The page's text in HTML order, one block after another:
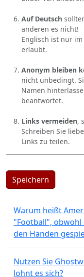
Auf Deutsch
anderen es nicht!
Englisch ist nur im
erlaubt.
Anonym bleiben
nicht unbedingt.
Namen
beantwortet.
Links vermeiden,
Schreiben Sie
Links zu teilen.
Speichern
Warum heißt
"Football", obwohl
den Händen
Nutzen Sie
lohnt es sich?